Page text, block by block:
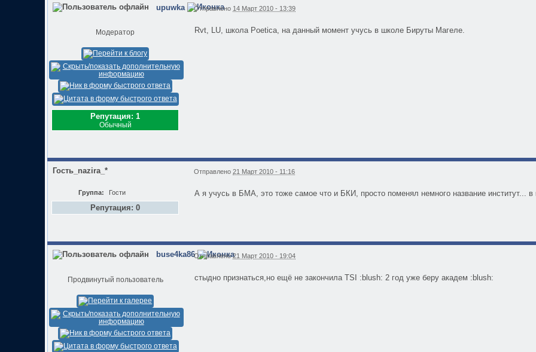
upuwka
Модератор
Репутация: 1
Обычный
Отправлено 14 Март 2010 - 13:39
Rvt, LU, школа Poetica, на данный момент учусь в школе Бируты Магеле.
Гость_nazira_*
Группа: Гости
Репутация: 0
Отправлено21 Март 2010 - 11:16
А я учусь в БМА, это тоже самое что и БКИ, просто поменял немного название институт...
buse4ka86
Продвинутый пользователь
Отправлено21 Март 2010 - 19:04
стыдно признаться,но ещё не закончила TSI :blush: 2 год уже беру академ :blush: